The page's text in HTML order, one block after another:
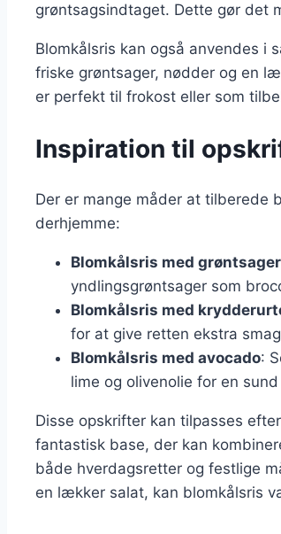
grøntsagsindtaget. Dette gør det
Blomkålsris kan også anvendes
friske grøntsager, nødder og en
er perfekt til frokost eller som
Inspiration til
Der er mange måder at tilberede
derhjemme:
Blomkålsris med grøntsager
yndlingsgrøntsager som
Blomkålsris med
for at give retten ekstra
Blomkålsris med avocado:
lime og olivenolie for en
Disse opskrifter kan tilpasses
fantastisk base, der kan
både hverdagsretter og festlige
en lækker salat, kan blomkålsris